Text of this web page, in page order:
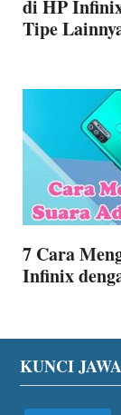
di HP
Tipe
7 Cara
Infinix
Footer
KUNCI